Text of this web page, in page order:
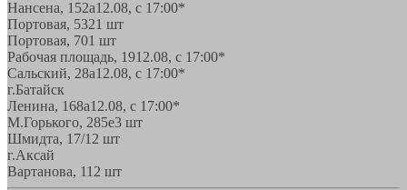
Нансена, 152а12.08, с 17:00*
Портовая, 5321 шт
Портовая, 701 шт
Рабочая площадь, 1912.08, с 17:00*
Сальский, 28a12.08, с 17:00*
г.Батайск
Ленина, 168а12.08, с 17:00*
М.Горького, 285е3 шт
Шмидта, 17/1 2 шт
г.Аксай
Вартанова, 11 2 шт